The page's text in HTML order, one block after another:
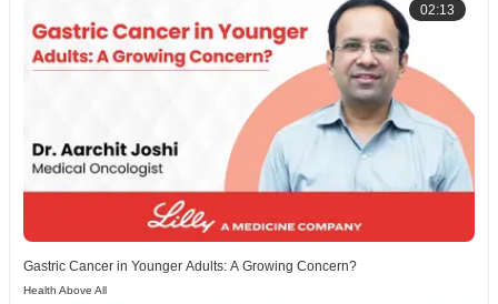
02:13
Gastric Cancer in Younger Adults: A Growing Concern?
Health Above All